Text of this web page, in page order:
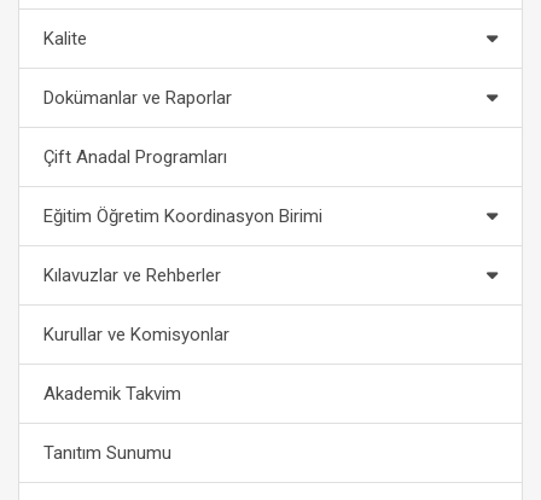
Kalite
Dokümanlar ve Raporlar
Çift Anadal Programları
Eğitim Öğretim Koordinasyon Birimi
Kılavuzlar ve Rehberler
Kurullar ve Komisyonlar
Akademik Takvim
Tanıtım Sunumu